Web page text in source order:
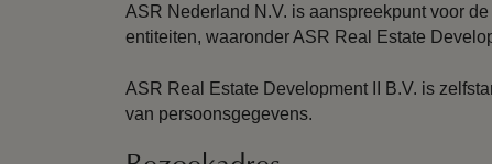
ASR Nederland N.V. is aanspreekpunt voor
entiteiten, waaronder ASR Real Estate
ASR Real Estate Development II B.V. is
van persoonsgegevens.